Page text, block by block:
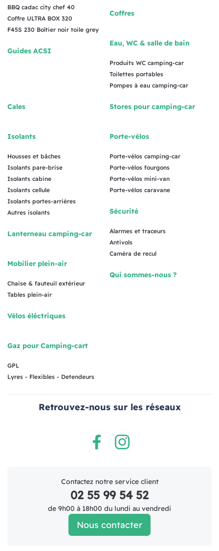
BBQ cadac city chef 40
Coffre ULTRA BOX 320
F45S 230 Boîtier noir toile grey
Guides ACSI
Coffres
Eau, WC & salle de bain
Produits WC camping-car
Toilettes portables
Pompes à eau camping-car
Cales
Isolants
Housses et bâches
Isolants pare-brise
Isolants cabine
Isolants cellule
Isolants portes-arrières
Autres isolants
Lanterneau camping-car
Mobilier plein-air
Chaise & fauteuil extérieur
Tables plein-air
Vélos éléctriques
Gaz pour Camping-cart
GPL
Lyres - Flexibles - Detendeurs
Stores pour camping-car
Porte-vélos
Porte-vélos camping-car
Porte-vélos fourgons
Porte-vélos mini-van
Porte-vélos caravane
Sécurité
Alarmes et traceurs
Antivols
Caméra de recul
Qui sommes-nous ?
Retrouvez-nous sur les réseaux
Contactez notre service client
02 55 99 54 52
de 9h00 à 18h00 du lundi au vendredi
Nous contacter